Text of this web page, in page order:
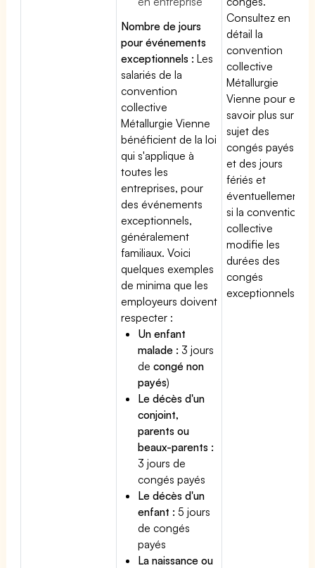
Nombre de jours
pour événements
exceptionnels : Les
salariés de la
convention
collective
Métallurgie Vienne
bénéficient de la loi
qui s'applique à
toutes les
entreprises, pour
des événements
exceptionnels,
généralement
familiaux. Voici
quelques exemples
de minima que les
employeurs doivent
respecter :
Un enfant
malade : 3 jours
decongé non
payés)
Le décès d'un
conjoint,
parents ou
beaux-parents :
3 jours de
congés payés
Le décès d'un
enfant : 5 jours
de congés
payés
La naissance ou
Consultez en
détail la
convention
collective
Métallurgie
Vienne pour en
savoir plus sur le
sujet des
congés payés
et des jours
fériés et
éventuellement
si la convention
collective
modifie les
durées des
congés
exceptionnels.